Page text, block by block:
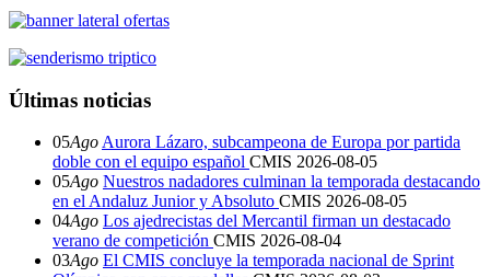
Últimas noticias
05Ago Aurora Lázaro, subcampeona de Europa por partida
doble con el equipo español CMIS 2026-08-05
05Ago Nuestros nadadores culminan la temporada destacando
en el Andaluz Junior y Absoluto CMIS 2026-08-05
04Ago Los ajedrecistas del Mercantil firman un destacado
verano de competición CMIS 2026-08-04
03Ago El CMIS concluye la temporada nacional de Sprint